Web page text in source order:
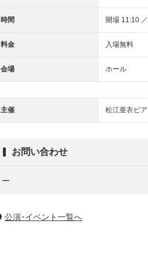
時間 開場 11:10
料金 入場無料
会場 ホール
主催 松江亜衣ピ
お問い合わせ
ー
公演･イベント一覧へ